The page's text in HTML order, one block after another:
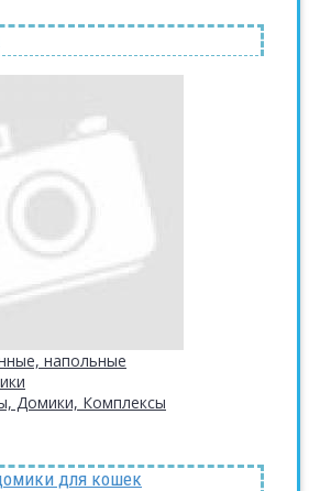
напольные
Домики, Комплексы
для кошек